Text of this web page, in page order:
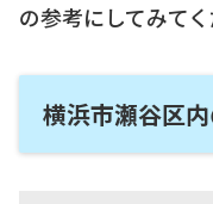
の参考にしてみてく
横浜市瀬谷区